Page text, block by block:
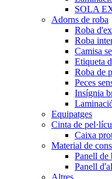
SOLA
Adorns de roba
Roba
Roba
Camisa
Etiqueta
Roba de
Peces
Insígnia
Equipatges
Cinta de
Caixa
Material de
Panell de
Panell
Altres